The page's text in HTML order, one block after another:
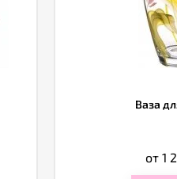
Ваза
от 1